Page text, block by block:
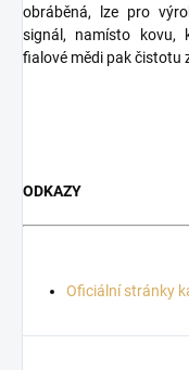
obráběná, lze pro
signál, namísto kovu,
fialové mědi pak čistotu
ODKAZY
Oficiální stránky